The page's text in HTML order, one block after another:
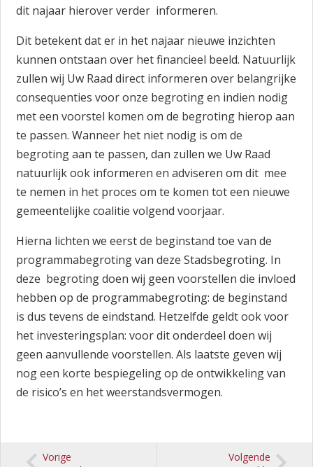
dit najaar hierover verder informeren.
Dit betekent dat er in het najaar nieuwe inzichten
kunnen ontstaan over het financieel beeld. Natuurlijk
zullen wij Uw Raad direct informeren over belangrijke
consequenties voor onze begroting en indien nodig
met een voorstel komen om de begroting hierop aan
te passen. Wanneer het niet nodig is om de
begroting aan te passen, dan zullen we Uw Raad
natuurlijk ook informeren en adviseren om dit mee
te nemen in het proces om te komen tot een nieuwe
gemeentelijke coalitie volgend voorjaar.
Hierna lichten we eerst de beginstand toe van de
programmabegroting van deze Stadsbegroting. In
deze begroting doen wij geen voorstellen die invloed
hebben op de programmabegroting: de beginstand
is dus tevens de eindstand. Hetzelfde geldt ook voor
het investeringsplan: voor dit onderdeel doen wij
geen aanvullende voorstellen. Als laatste geven wij
nog een korte bespiegeling op de ontwikkeling van
de risico’s en het weerstandsvermogen.
Vorige Volgende